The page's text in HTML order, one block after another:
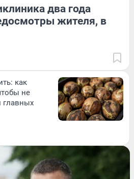
два года
жителя, в
как
не
главных